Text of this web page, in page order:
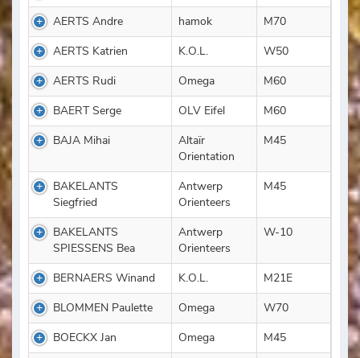
AERTS Andre
hamok
M70
AERTS Katrien
K.O.L.
W50
AERTS Rudi
Omega
M60
BAERT Serge
OLV Eifel
M60
BAJA Mihai
Altaïr
Orientation
M45
BAKELANTS
Siegfried
Antwerp
Orienteers
M45
BAKELANTS
SPIESSENS Bea
Antwerp
Orienteers
W-10
BERNAERS Winand K.O.L.
M21E
BLOMMEN Paulette
Omega
W70
BOECKX Jan
Omega
M45